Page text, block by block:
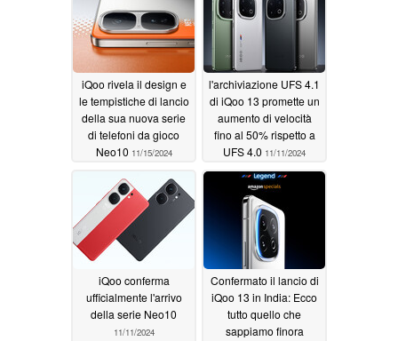
iQoo rivela il design e
le tempistiche di lancio
della sua nuova serie
di telefoni da gioco
Neo10 11/15/2024
l'archiviazione UFS 4.1
di iQoo 13 promette un
aumento di velocità
fino al 50% rispetto a
UFS 4.0 11/11/2024
iQoo conferma
ufficialmente l'arrivo
della serie Neo10
11/11/2024
Confermato il lancio di
iQoo 13 in India: Ecco
tutto quello che
sappiamo finora